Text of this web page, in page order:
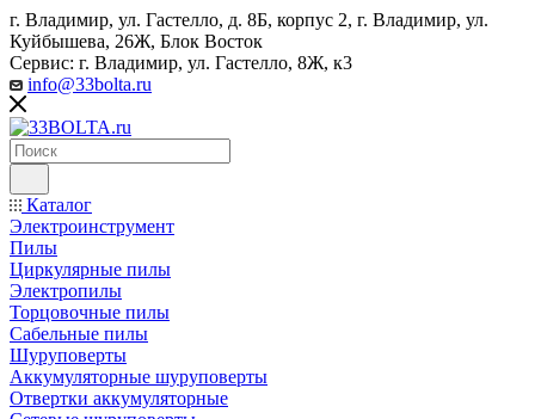
г. Владимир, ул. Гастелло, д. 8Б, корпус 2, г. Владимир, ул. ​
Куйбышева, 26Ж, Блок Восток
Сервис: г. Владимир, ул. Гастелло, 8Ж, к3
info@33bolta.ru
Каталог
Электроинструмент
Пилы
Циркулярные пилы
Электропилы
Торцовочные пилы
Сабельные пилы
Шуруповерты
Аккумуляторные шуруповерты
Отвертки аккумуляторные